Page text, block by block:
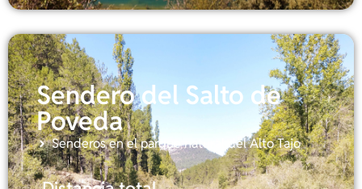
Sendero del Salto de
Poveda
Senderos en el parque natural del Alto Tajo